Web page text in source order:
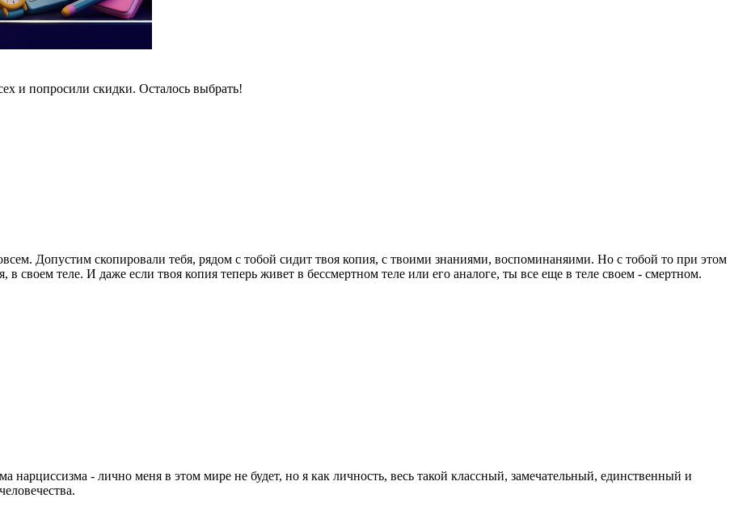
и попросили скидки. Осталось выбрать!
Допустим скопировали тебя, рядом с тобой сидит твоя копия, с твоими знаниями, воспоминаняими. Но с тобой то при этом
своем теле. И даже если твоя копия теперь живет в бессмертном теле или его аналоге, ты все еще в теле своем - смертном.
нарциссизма - лично меня в этом мире не будет, но я как личность, весь такой классный, замечательный, единственный и